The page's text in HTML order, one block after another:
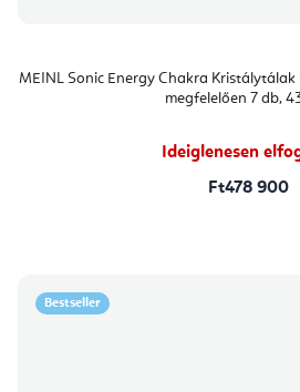
MEINL Sonic Energy Chakra
megfelelően 7 db,
Ideiglenesen
Ft478 900
Bestseller